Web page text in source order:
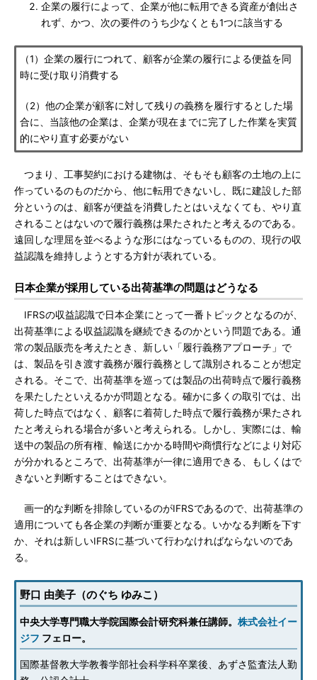
企業の履行によって、企業が他に転用できる資産が創出さ
れず、かつ、次の要件のうち少なくとも1つに該当する
（1）企業の履行につれて、顧客が企業の履行による便益を同
時に受け取り消費する
（2）他の企業が顧客に対して残りの義務を履行するとした場
合に、当該他の企業は、企業が現在までに完了した作業を実質
的にやり直す必要がない
つまり、工事契約における建物は、そもそも顧客の土地の上に
作っているのものだから、他に転用できないし、既に建設した部
分というのは、顧客が便益を消費したとはいえなくても、やり直
されることはないので履行義務は果たされたと考えるのである。
遠回しな理屈を並べるような形にはなっているものの、現行の収
益認識を維持しようとする方針が表れている。
日本企業が採用している出荷基準の問題はどうなる
IFRSの収益認識で日本企業にとって一番トピックとなるのが、
出荷基準による収益認識を継続できるのかという問題である。通
常の製品販売を考えたとき、新しい「履行義務アプローチ」で
は、製品を引き渡す義務が履行義務として識別されることが想定
される。そこで、出荷基準を巡っては製品の出荷時点で履行義務
を果たしたといえるかが問題となる。確かに多くの取引では、出
荷した時点ではなく、顧客に着荷した時点で履行義務が果たされ
たと考えられる場合が多いと考えられる。しかし、実際には、輸
送中の製品の所有権、輸送にかかる時間や商慣行などにより対応
が分かれるところで、出荷基準が一律に適用できる、もしくはで
きないと判断することはできない。
画一的な判断を排除しているのがIFRSであるので、出荷基準の
適用についても各企業の判断が重要となる。いかなる判断を下す
か、それは新しいIFRSに基づいて行わなければならないのであ
る。
野口 由美子（のぐち ゆみこ）
中央大学専門職大学院国際会計研究科兼任講師。 株式会社イー
ジフ フェロー。
国際基督教大学教養学部社会科学科卒業後、あずさ監査法人勤